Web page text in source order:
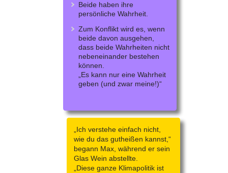
Beide haben ihre
persönliche Wahrheit.
Zum Konflikt wird es, wenn
beide davon ausgehen,
dass beide Wahrheiten nicht
nebeneinander bestehen
können.
„Es kann nur eine Wahrheit
geben (und zwar meine!)“
„Ich verstehe einfach nicht,
wie du das gutheißen kannst,“
begann Max, während er sein
Glas Wein abstellte.
„Diese ganze Klimapolitik ist